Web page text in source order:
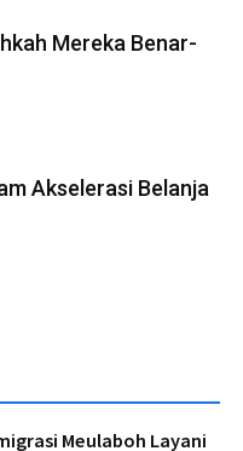
Mereka Benar-
Akselerasi Belanja
Meulaboh Layani